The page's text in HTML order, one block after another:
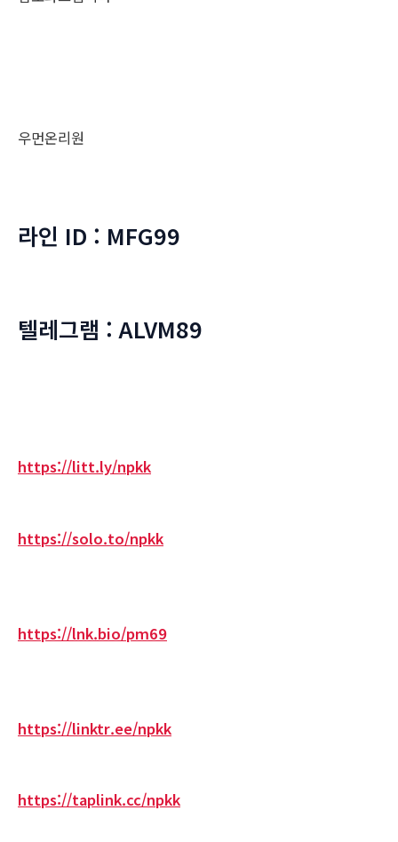
우먼온리원
라인 ID : MFG99
텔레그램 : ALVM89
https://litt.ly/npkk
https://solo.to/npkk
https://lnk.bio/pm69
https://linktr.ee/npkk
https://taplink.cc/npkk